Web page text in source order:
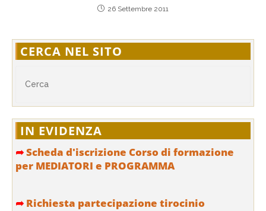
26 Settembre 2011
CERCA NEL SITO
IN EVIDENZA
➦Scheda d'iscrizione Corso di formazione
per MEDIATORI e PROGRAMMA
➦ Richiesta partecipazione tirocinio